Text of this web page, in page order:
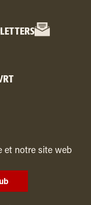
et notre site web